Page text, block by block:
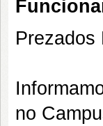
Prezados
no